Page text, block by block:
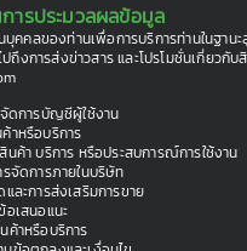
ารประมวลผลข้อมูล
คคลของท่านเพื่อการบริการท่านในฐานะ
ถึงการส่งข่าวสาร และโปรโมชั่นเกี่ยวกับ
จัดการบัญชีผู้ใช้งาน
าหรือบริการ
นค้า บริการ หรือประสบการณ์การใช้งาน
จัดการภายในบริษัท
ละการส่งเสริมการขาย
อเสนอแนะ
ค้าหรือบริการ